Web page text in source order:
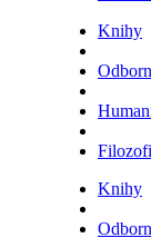
Knihy
Knihy